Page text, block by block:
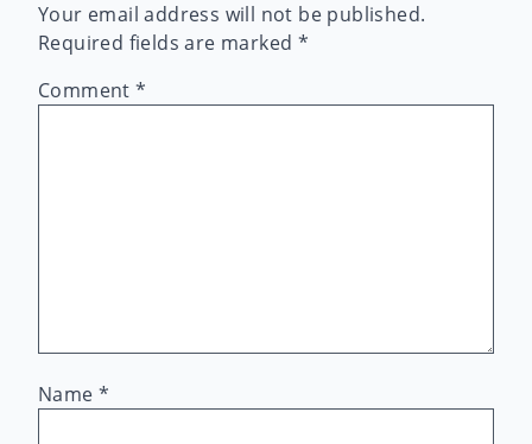
Your email address will not be published.
Required fields are marked *
Comment*
Name *